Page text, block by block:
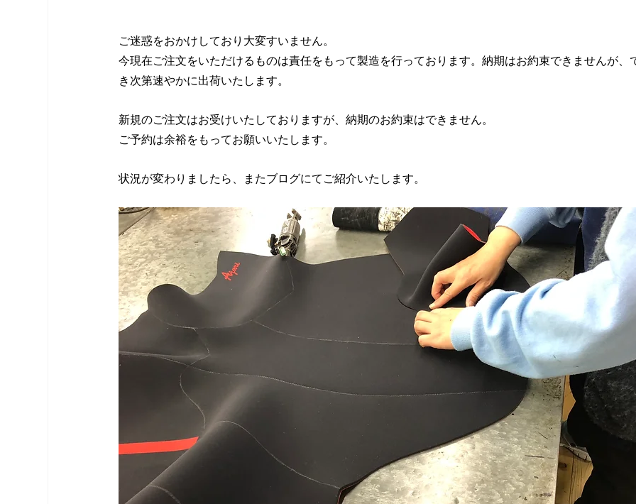
ご迷惑をおかけしており大変すいません。
今現在ご注文をいただけるものは責任をもって製造を行っております。納期はお約束できませんが、
き次第速やかに出荷いたします。
新規のご注文はお受けいたしておりますが、納期のお約束はできません。
ご予約は余裕をもってお願いいたします。
状況が変わりましたら、またブログにてご紹介いたします。